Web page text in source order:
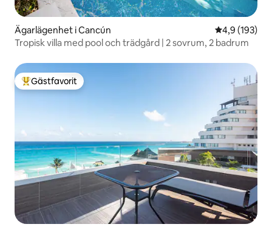
Ägarlägenhet i Cancún 4,9 av 5 i
4,9 (193)
Tropisk villa med pool och trädgård | 2 sovrum, 2 badrum
Populär gästfavorit
Gästfavorit